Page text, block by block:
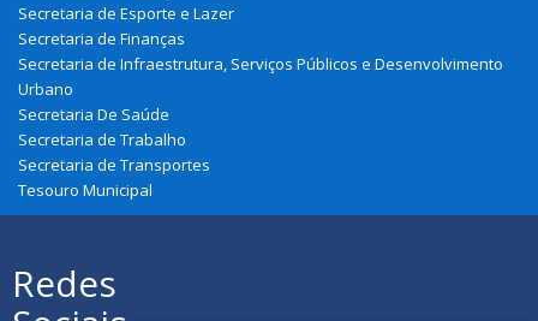
Secretaria de Esporte e Lazer
Secretaria de Finanças
Secretaria de Infraestrutura, Serviços Públicos e Desenvolvimento
Urbano
Secretaria De Saúde
Secretaria de Trabalho
Secretaria de Transportes
Tesouro Municipal
Redes